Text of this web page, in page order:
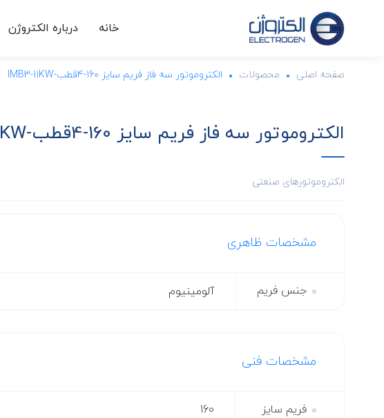
خانه درباره الکتروژن
صفحه اصلی محصولات الکتروموتور سه فاز فریم سایز 160-4قطب-IMB3-11KW
الکتروموتور سه فاز فریم سایز 160-4قطب-IMB3-11KW
الکتروموتورهای صنعتی
مشخصات ظاهری
جنس فریم آلومینیوم
مشخصات فنی
فریم سایز 160